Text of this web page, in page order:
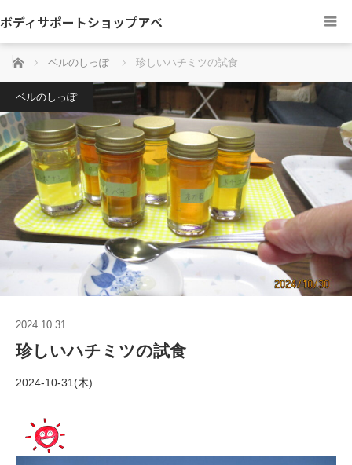
ボディサポートショップアベ
ホーム ベルのしっぽ 珍しいハチミツの試食
ベルのしっぽ
2024.10.31
珍しいハチミツの試食
2024-10-31(木)